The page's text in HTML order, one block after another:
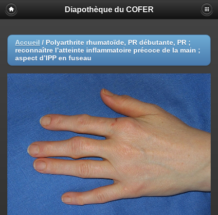
Diapothèque du COFER
Accueil / Polyarthrite rhumatoïde, PR débutante, PR ;
reconnaître l’atteinte inflammatoire précoce de la main ;
aspect d’IPP en fuseau